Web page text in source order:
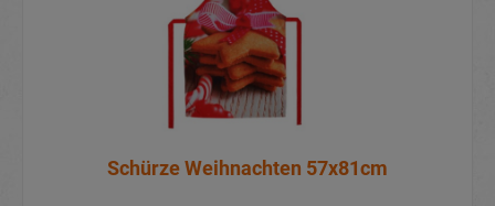
Schürze Weihnachten 57x81cm